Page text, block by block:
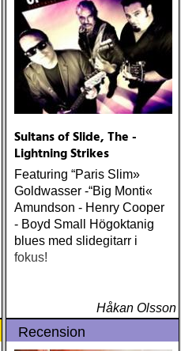
Sultans of Slide, The -
Lightning Strikes
Featuring “Paris Slim»
Goldwasser -“Big Monti«
Amundson - Henry Cooper
- Boyd Small Högoktanig
blues med slidegitarr i
fokus!
Håkan Olsson
Recension